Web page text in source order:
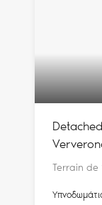
Terrain de